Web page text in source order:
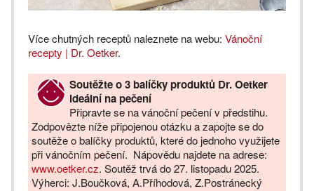
Více chutných receptů naleznete na webu: Vánoční
recepty | Dr. Oetker.
Soutěžte o 3 balíčky produktů Dr. Oetker
ideální na pečení
Připravte se na vánoční pečení v předstihu.
Zodpovězte níže připojenou otázku a zapojte se do
soutěže o balíčky produktů, které do jednoho využijete
při vánočním pečení. Nápovědu najdete na adrese:
www.oetker.cz. Soutěž trvá do 27. listopadu 2025.
Výherci: J.Boučková, A.Příhodová, Z.Postránecký